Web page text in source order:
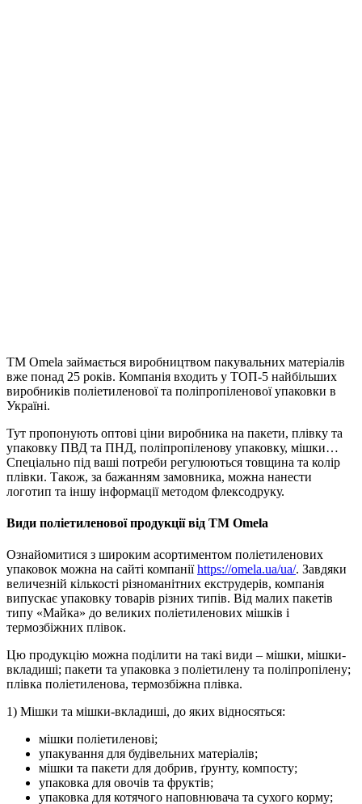
ТМ Omela займається виробництвом пакувальних матеріалів
вже понад 25 років. Компанія входить у ТОП-5 найбільших
виробників поліетиленової та поліпропіленової упаковки в
Україні.
Тут пропонують оптові ціни виробника на пакети, плівку та
упаковку ПВД та ПНД, поліпропіленову упаковку, мішки…
Спеціально під ваші потреби регулюються товщина та колір
плівки. Також, за бажанням замовника, можна нанести
логотип та іншу інформації методом флексодруку.
Види поліетиленової продукції від ТМ Omela
Ознайомитися з широким асортиментом поліетиленових
упаковок можна на сайті компаніїhttps://omela.ua/ua/. Завдяки
величезній кількості різноманітних екструдерів, компанія
випускає упаковку товарів різних типів. Від малих пакетів
типу «Майка» до великих поліетиленових мішків і
термозбіжних плівок.
Цю продукцію можна поділити на такі види – мішки, мішки-
вкладиші; пакети та упаковка з поліетилену та поліпропілену;
плівка поліетиленова, термозбіжна плівка.
1) Мішки та мішки-вкладиші, до яких відносяться:
мішки поліетиленові;
упакування для будівельних матеріалів;
мішки та пакети для добрив, ґрунту, компосту;
упаковка для овочів та фруктів;
упаковка для котячого наповнювача та сухого корму;